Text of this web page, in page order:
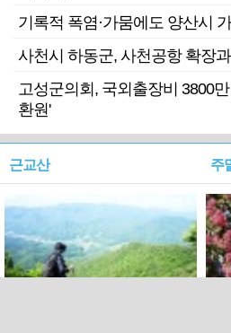
기록적 폭염·가뭄에도 양산시
사천시 하동군, 사천공항 확장
고성군의회, 국외출장비 3800
환원'
근교산 주